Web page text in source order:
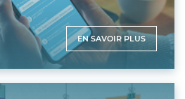
EN SAVOIR PLUS